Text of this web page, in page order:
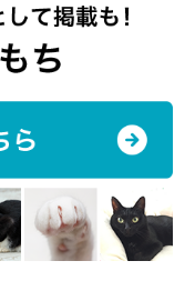
ち」で投稿されたもの
ご了承ください。